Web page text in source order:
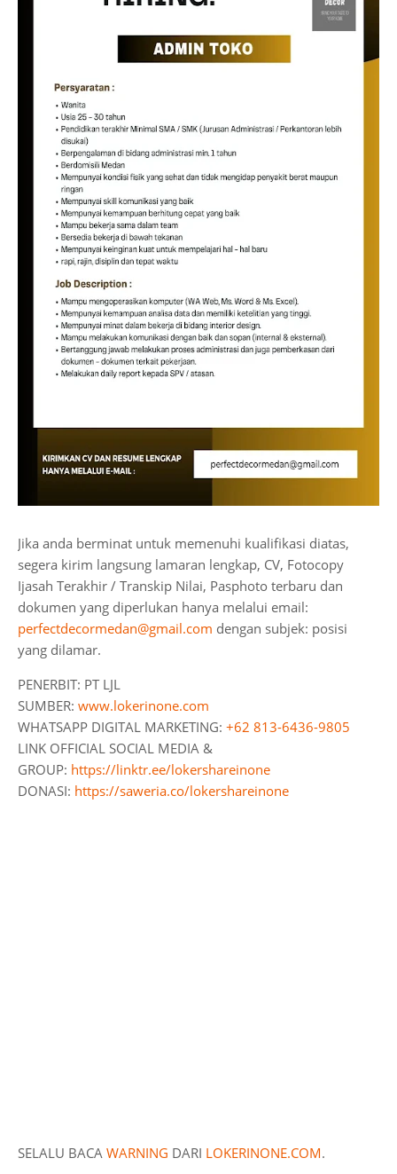
Jika anda berminat untuk memenuhi kualifikasi diatas,
segera kirim langsung lamaran lengkap, CV, Fotocopy
Ijasah Terakhir / Transkip Nilai, Pasphoto terbaru dan
dokumen yang diperlukan hanya melalui email:
perfectdecormedan@gmail.com dengan subjek: posisi
yang dilamar.
PENERBIT: PT LJL
SUMBER: www.lokerinone.com
WHATSAPP DIGITAL MARKETING: +62 813-6436-9805
LINK OFFICIAL SOCIAL MEDIA &
GROUP: https://linktr.ee/lokershareinone
DONASI: https://saweria.co/lokershareinone
SELALU BACA WARNING DARI LOKERINONE.COM.